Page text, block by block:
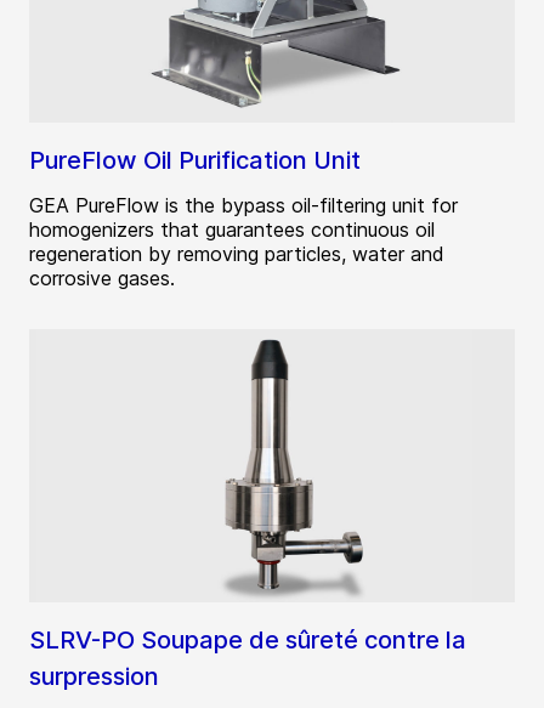
PureFlow Oil Purification Unit
GEA PureFlow is the bypass oil-filtering unit for
homogenizers that guarantees continuous oil
regeneration by removing particles, water and
corrosive gases.
SLRV-PO Soupape de sûreté contre la
surpression